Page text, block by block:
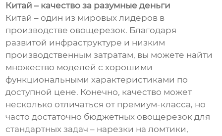
Китай – качество за разумные деньги
Китай – один из мировых лидеров в
производстве овощерезок. Благодаря
развитой инфраструктуре и низким
производственным затратам, вы можете найти
множество моделей с хорошими
функциональными характеристиками по
доступной цене. Конечно, качество может
несколько отличаться от премиум-класса, но
часто достаточно бюджетных овощерезок для
стандартных задач – нарезки на ломтики,